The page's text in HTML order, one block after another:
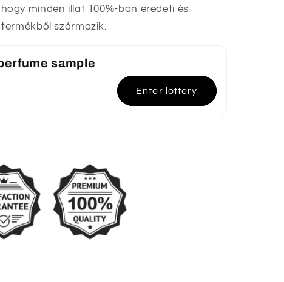
minden illat 100%-ban eredeti és
származik.
sample
Enter lottery